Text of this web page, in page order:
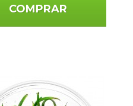
COMPRAR